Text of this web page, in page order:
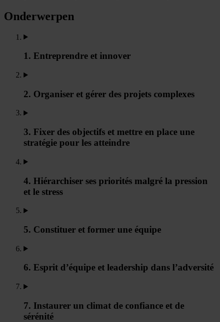
Onderwerpen
1. Entreprendre et innover
2. Organiser et gérer des projets complexes
3. Fixer des objectifs et mettre en place une
stratégie pour les atteindre
4. Hiérarchiser ses priorités malgré la pression
et le stress
5. Constituer et former une équipe
6. Esprit d’équipe et leadership dans l’adversité
7. Instaurer un climat de confiance et de
sérénité